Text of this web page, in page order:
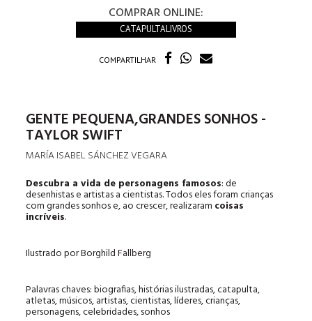
COMPRAR ONLINE:
CATAPULTALIVROS
COMPARTILHAR
GENTE PEQUENA,GRANDES SONHOS -
TAYLOR SWIFT
MARÍA ISABEL SÁNCHEZ VEGARA
Descubra a vida de personagens famosos: de
desenhistas e artistas a cientistas. Todos eles foram crianças
com grandes sonhos e, ao crescer, realizaram coisas
incríveis.
Ilustrado por Borghild Fallberg
Palavras chaves: biografias, histórias ilustradas, catapulta,
atletas, músicos, artistas, cientistas, líderes, crianças,
personagens, celebridades, sonhos